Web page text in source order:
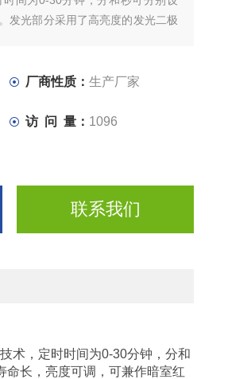
发光部分采用了高亮度的发光二极
厂商性质：生产厂家
访 问 量： 1096
联系我们
术，定时时间为0-30分钟，分和
命长，亮度可调，可兼作暗室红